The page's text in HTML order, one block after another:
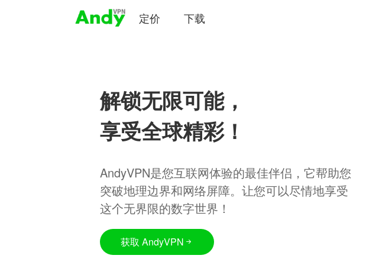
定价 下载
解锁无限可能，
享受全球精彩！
AndyVPN是您互联网体验的最佳伴侣，它帮助您
突破地理边界和网络屏障。让您可以尽情地享受
这个无界限的数字世界！
获取 AndyVPN